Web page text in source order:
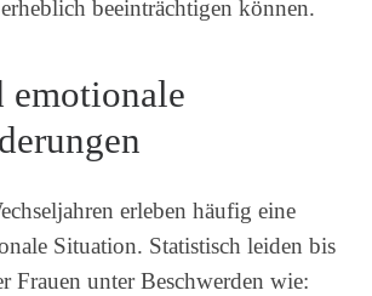
erheblich beeinträchtigen können.
emotionale
erleben häufig eine
Situation. Statistisch leiden bis
Frauen unter Beschwerden wie: